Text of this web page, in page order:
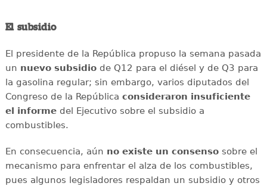
El subsidio
El presidente de la República propuso la semana pasada
un nuevo subsidiode Q12 para el diésel y de Q3 para
la gasolina regular; sin embargo, varios diputados del
Congreso de la República consideraron insuficiente
el informedel Ejecutivo sobre el subsidio a
combustibles.
En consecuencia, aún no existe un consensosobre el
mecanismo para enfrentar el alza de los combustibles,
pues algunos legisladores respaldan un subsidio y otros